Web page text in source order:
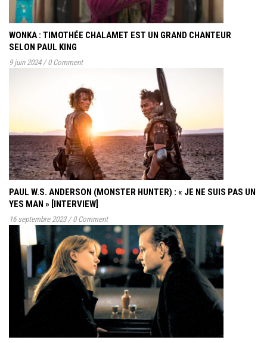
WONKA : TIMOTHÉE CHALAMET EST UN GRAND CHANTEUR
SELON PAUL KING
9 juin 2024 / 0 Comment
PAUL W.S. ANDERSON (MONSTER HUNTER) : « JE NE SUIS PAS UN
YES MAN » [INTERVIEW]
16 septembre 2023 / 0 Comment